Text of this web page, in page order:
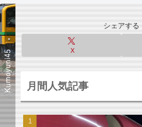
シェアする
X
月間人気記事